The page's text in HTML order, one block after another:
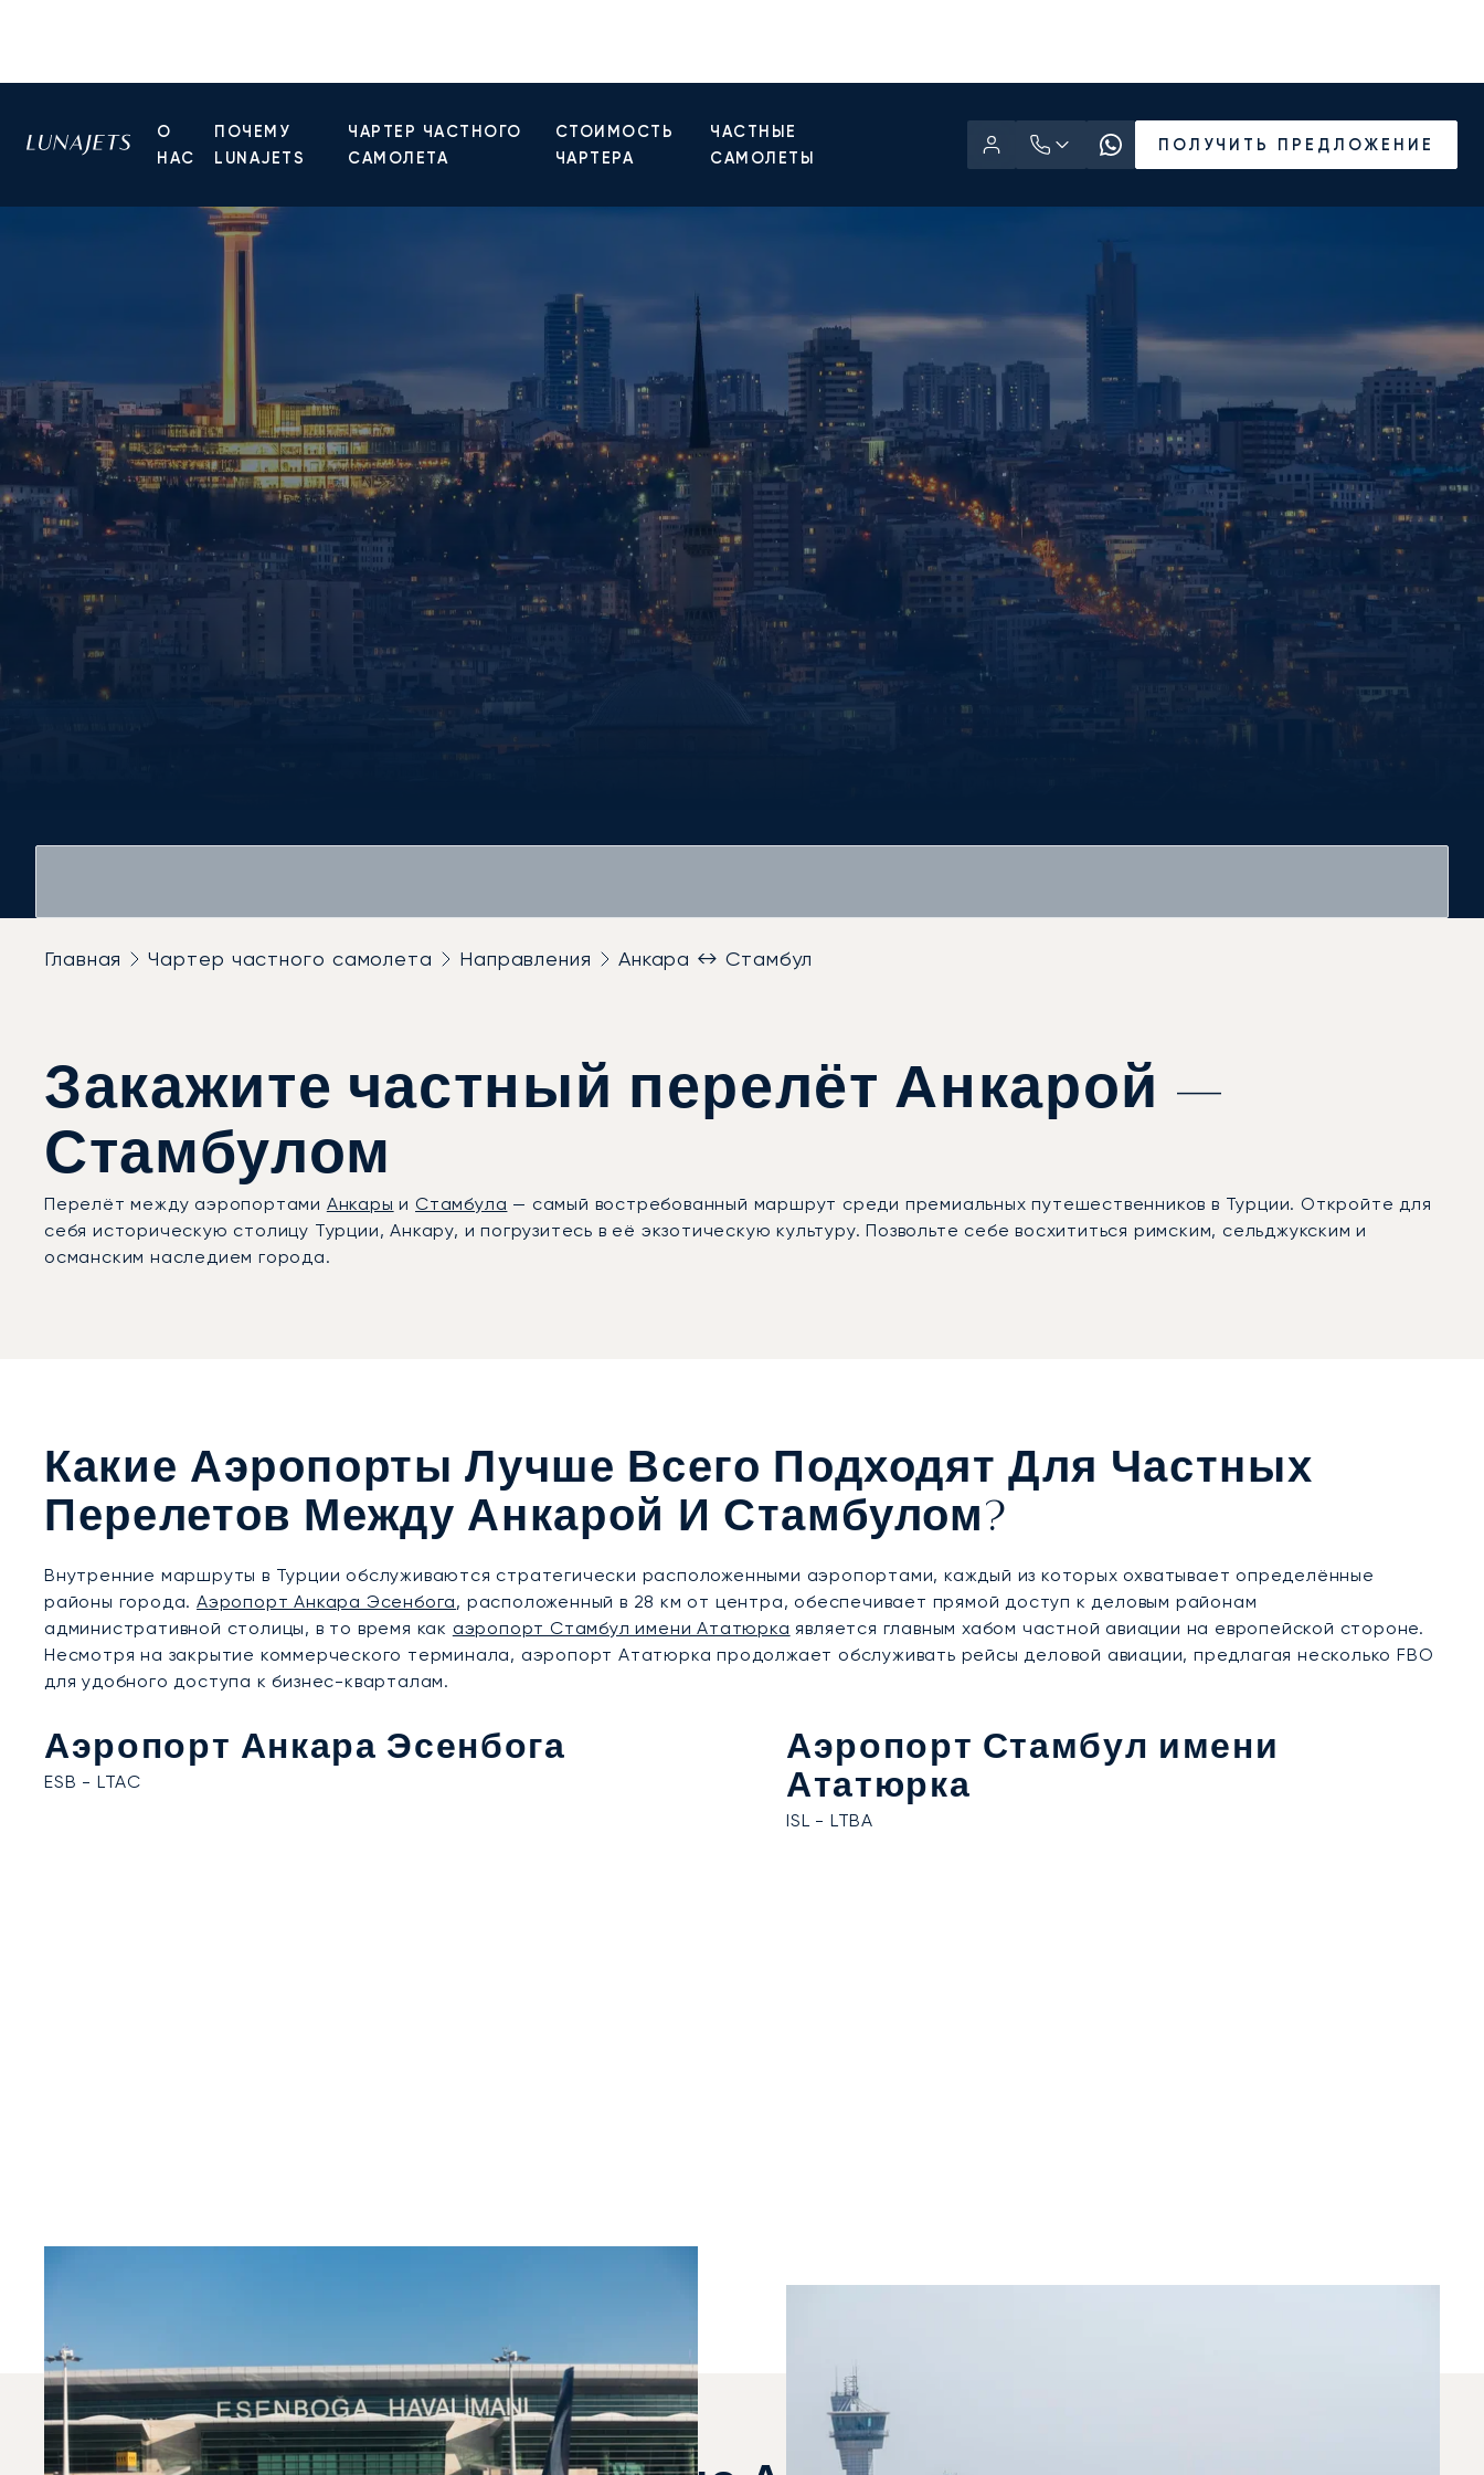
О
НАС
ПОЧЕМУ
LUNAJETS
ЧАРТЕР ЧАСТНОГО
САМОЛЕТА
СТОИМОСТЬ
ЧАРТЕРА
ЧАСТНЫЕ
САМОЛЕТЫ
ПОЛУЧИТЬ ПРЕДЛОЖЕНИЕ
Главная Чартер частного самолета Направления Анкара ↔ Стамбул
Закажите частный перелёт Анкарой —
Стамбулом
Перелёт между аэропортами Анкары иСтамбула — самый востребованный маршрут среди премиальных путешественников в Турции. Откройте для
себя историческую столицу Турции, Анкару, и погрузитесь в её экзотическую культуру. Позвольте себе восхититься римским, сельджукским и
османским наследием города.
Какие Аэропорты Лучше Всего Подходят Для Частных
Перелетов Между Анкарой И Стамбулом?
Внутренние маршруты в Турции обслуживаются стратегически расположенными аэропортами, каждый из которых охватывает определённые
районы города.Аэропорт Анкара Эсенбога, расположенный в 28 км от центра, обеспечивает прямой доступ к деловым районам
административной столицы, в то время как аэропорт Стамбул имени Ататюрка является главным хабом частной авиации на европейской стороне.
Несмотря на закрытие коммерческого терминала, аэропорт Ататюрка продолжает обслуживать рейсы деловой авиации, предлагая несколько FBO
для удобного доступа к бизнес-кварталам.
Аэропорт Анкара Эсенбога
ESB - LTAC
Аэропорт Стамбул имени
Ататюрка
ISL - LTBA